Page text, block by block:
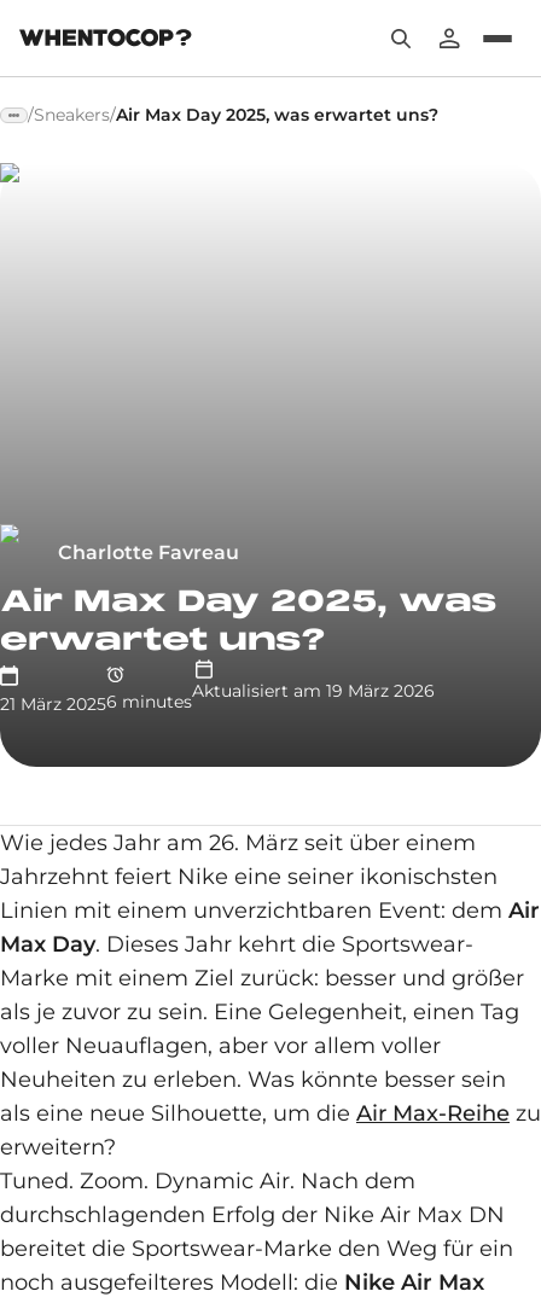
/Sneakers/Air Max Day 2025, was erwartet uns?
Charlotte Favreau
Air Max Day 2025, was
erwartet uns?
21 März 20256 minutesAktualisiert am 19 März 2026
Wie jedes Jahr am 26. März seit über einem
Jahrzehnt feiert Nike eine seiner ikonischsten
Linien mit einem unverzichtbaren Event: dem Air
Max Day. Dieses Jahr kehrt die Sportswear-
Marke mit einem Ziel zurück: besser und größer
als je zuvor zu sein. Eine Gelegenheit, einen Tag
voller Neuauflagen, aber vor allem voller
Neuheiten zu erleben. Was könnte besser sein
als eine neue Silhouette, um die Air Max-Reihe zu
erweitern?
Tuned. Zoom. Dynamic Air. Nach dem
durchschlagenden Erfolg der Nike Air Max DN
bereitet die Sportswear-Marke den Weg für ein
noch ausgefeilteres Modell: die Nike Air Max